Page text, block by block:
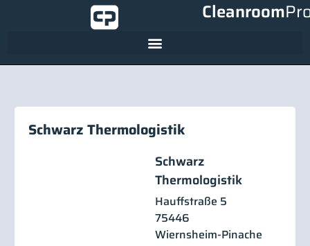
Cleanroom
Schwarz Thermologistik
Schwarz
Thermologistik
Hauffstraße 5
75446
Wiernsheim-Pinache